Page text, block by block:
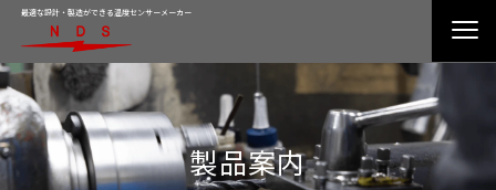
最適な設計・製造ができる温度センサーメーカー
製品案内